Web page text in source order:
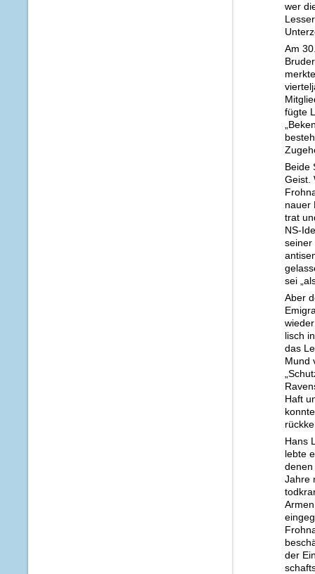
wer
Am
fügte
Beide
Geist.
nauer
trat
NS-
seiner
sei
Aber
lisch
das
Mund
Haft
Hans
lebte
denen
Jahre
der